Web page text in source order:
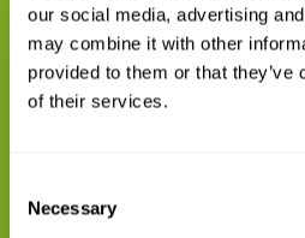
our social media, advertising
may combine it with other
provided to them or that
of their services.
Selection
Necessary